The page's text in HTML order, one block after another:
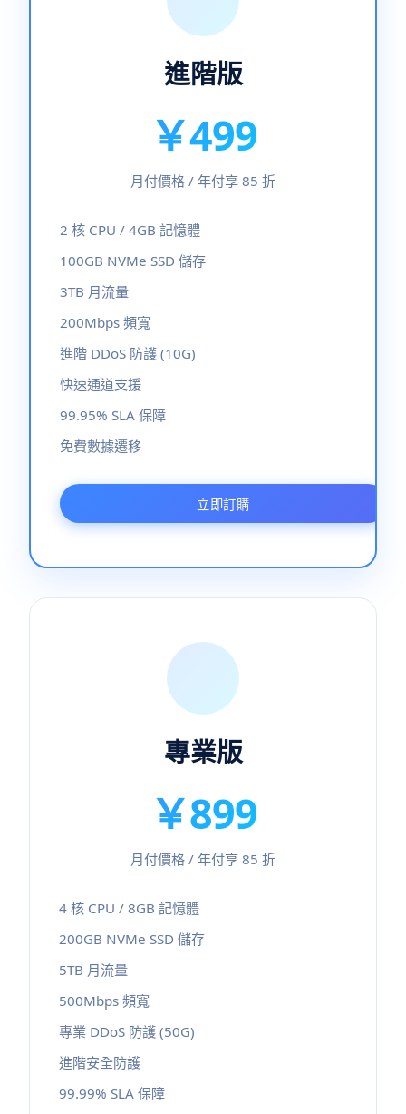
進階版
￥499
月付價格 / 年付享 85 折
2 核 CPU / 4GB 記憶體
100GB NVMe SSD 儲存
3TB 月流量
200Mbps 頻寬
進階 DDoS 防護 (10G)
快速通道支援
99.95% SLA 保障
免費數據遷移
立即訂購
專業版
￥899
月付價格 / 年付享 85 折
4 核 CPU / 8GB 記憶體
200GB NVMe SSD 儲存
5TB 月流量
500Mbps 頻寬
專業 DDoS 防護 (50G)
進階安全防護
99.99% SLA 保障